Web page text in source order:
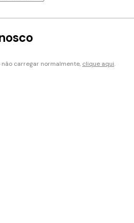
carregar normalmente, clique aqui.